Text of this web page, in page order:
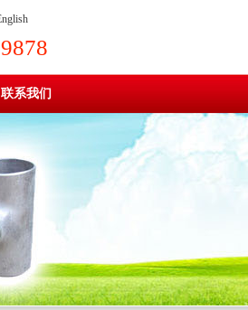
联系我们